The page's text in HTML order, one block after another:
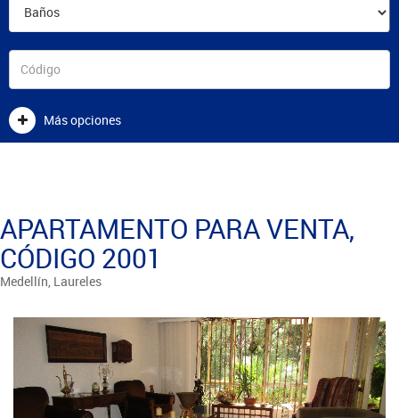
Más opciones
APARTAMENTO PARA VENTA,
CÓDIGO 2001
Medellín, Laureles